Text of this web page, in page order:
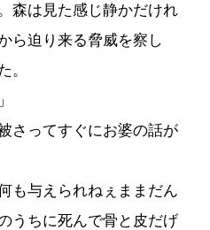
森は見た感じ静かだけれ
ら迫り来る脅威を察し
。
さってすぐにお婆の話が
も与えられねぇままだん
うちに死んで骨と皮だげ